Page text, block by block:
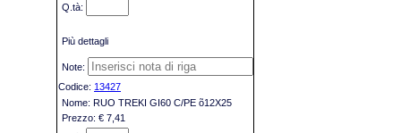
Più dettagli
13427
RUO TREKI GI60 C/PE õ12X25
€ 7,41